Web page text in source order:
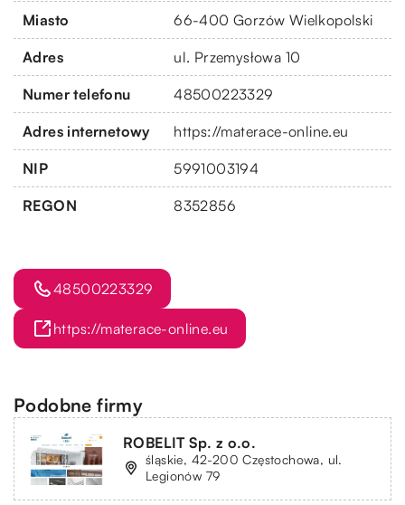
Miasto 66-400 Gorzów Wielkopolski
Adres ul. Przemysłowa 10
Numer telefonu 48500223329
Adres internetowy https://materace-online.eu
NIP 5991003194
REGON 8352856
48500223329
https://materace-online.eu
Podobne firmy
ROBELIT Sp. z o.o.
śląskie, 42-200 Częstochowa, ul.
Legionów 79